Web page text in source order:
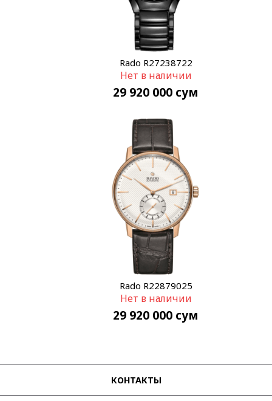
Rado R27238722
Нет в наличии
29 920 000 сум
Rado R22879025
Нет в наличии
29 920 000 сум
КОНТАКТЫ